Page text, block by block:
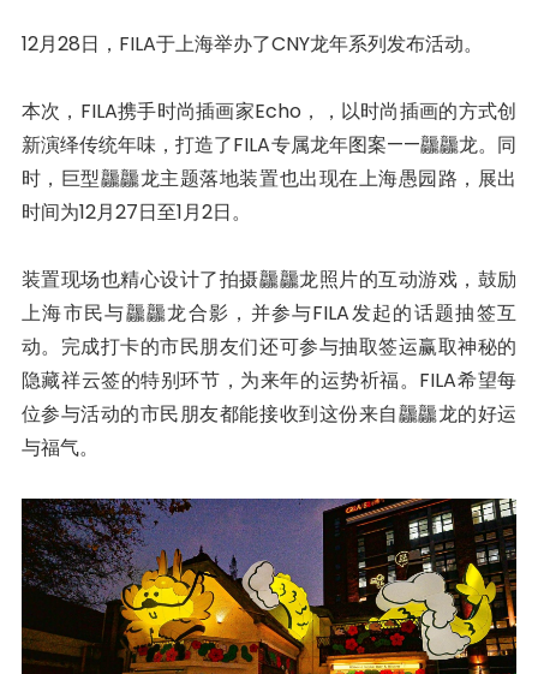
12月28日，FILA于上海举办了CNY龙年系列发布活动。
本次，FILA携手时尚插画家Echo，，以时尚插画的方式创
新演绎传统年味，打造了FILA专属龙年图案——龘龘龙。同
时，巨型龘龘龙主题落地装置也出现在上海愚园路，展出
时间为12月27日至1月2日。
装置现场也精心设计了拍摄龘龘龙照片的互动游戏，鼓励
上海市民与龘龘龙合影，并参与FILA发起的话题抽签互
动。完成打卡的市民朋友们还可参与抽取签运赢取神秘的
隐藏祥云签的特别环节，为来年的运势祈福。FILA希望每
位参与活动的市民朋友都能接收到这份来自龘龘龙的好运
与福气。